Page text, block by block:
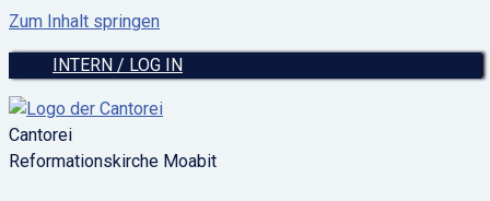
Zum Inhalt springen
INTERN / LOG IN
Cantorei
Reformationskirche Moabit